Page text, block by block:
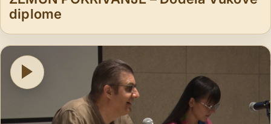
diplome